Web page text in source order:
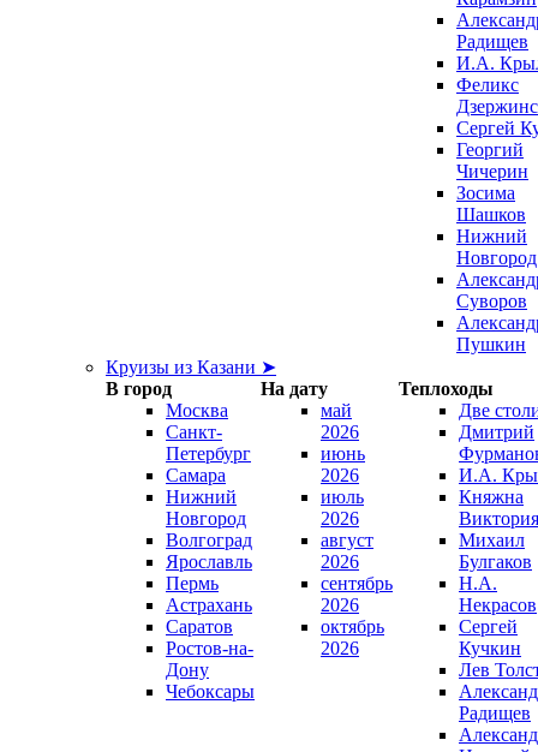
Радищев
И.А.
Феликс
Сергей
Георгий
Чичерин
Зосима
Шашков
Нижний
Новгород
Суворов
Пушкин
Круизы из Казани ➤
В город
На дату
Теплоходы
Москва
Санкт-
Петербург
Самара
Нижний
Новгород
Волгоград
Ярославль
Пермь
Астрахань
Саратов
Ростов-на-
Дону
Чебоксары
май
2026
июнь
2026
июль
2026
август
2026
сентябрь
2026
октябрь
2026
Две
Дмитрий
И.А.
Княжна
Виктория
Михаил
Булгаков
Н.А.
Некрасов
Сергей
Кучкин
Лев
Радищев